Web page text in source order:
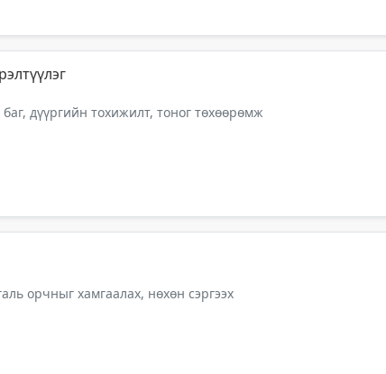
дүүргийн тохижилт, тоног төхөөрөмж
орчныг хамгаалах, нөхөн сэргээх